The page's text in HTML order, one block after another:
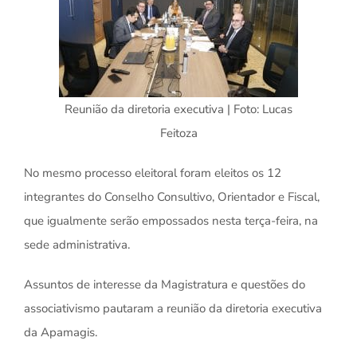
Reunião da diretoria executiva | Foto: Lucas
Feitoza
No mesmo processo eleitoral foram eleitos os 12
integrantes do Conselho Consultivo, Orientador e Fiscal,
que igualmente serão empossados nesta terça-feira, na
sede administrativa.
Assuntos de interesse da Magistratura e questões do
associativismo pautaram a reunião da diretoria executiva
da Apamagis.